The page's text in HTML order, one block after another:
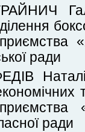
ради
ради